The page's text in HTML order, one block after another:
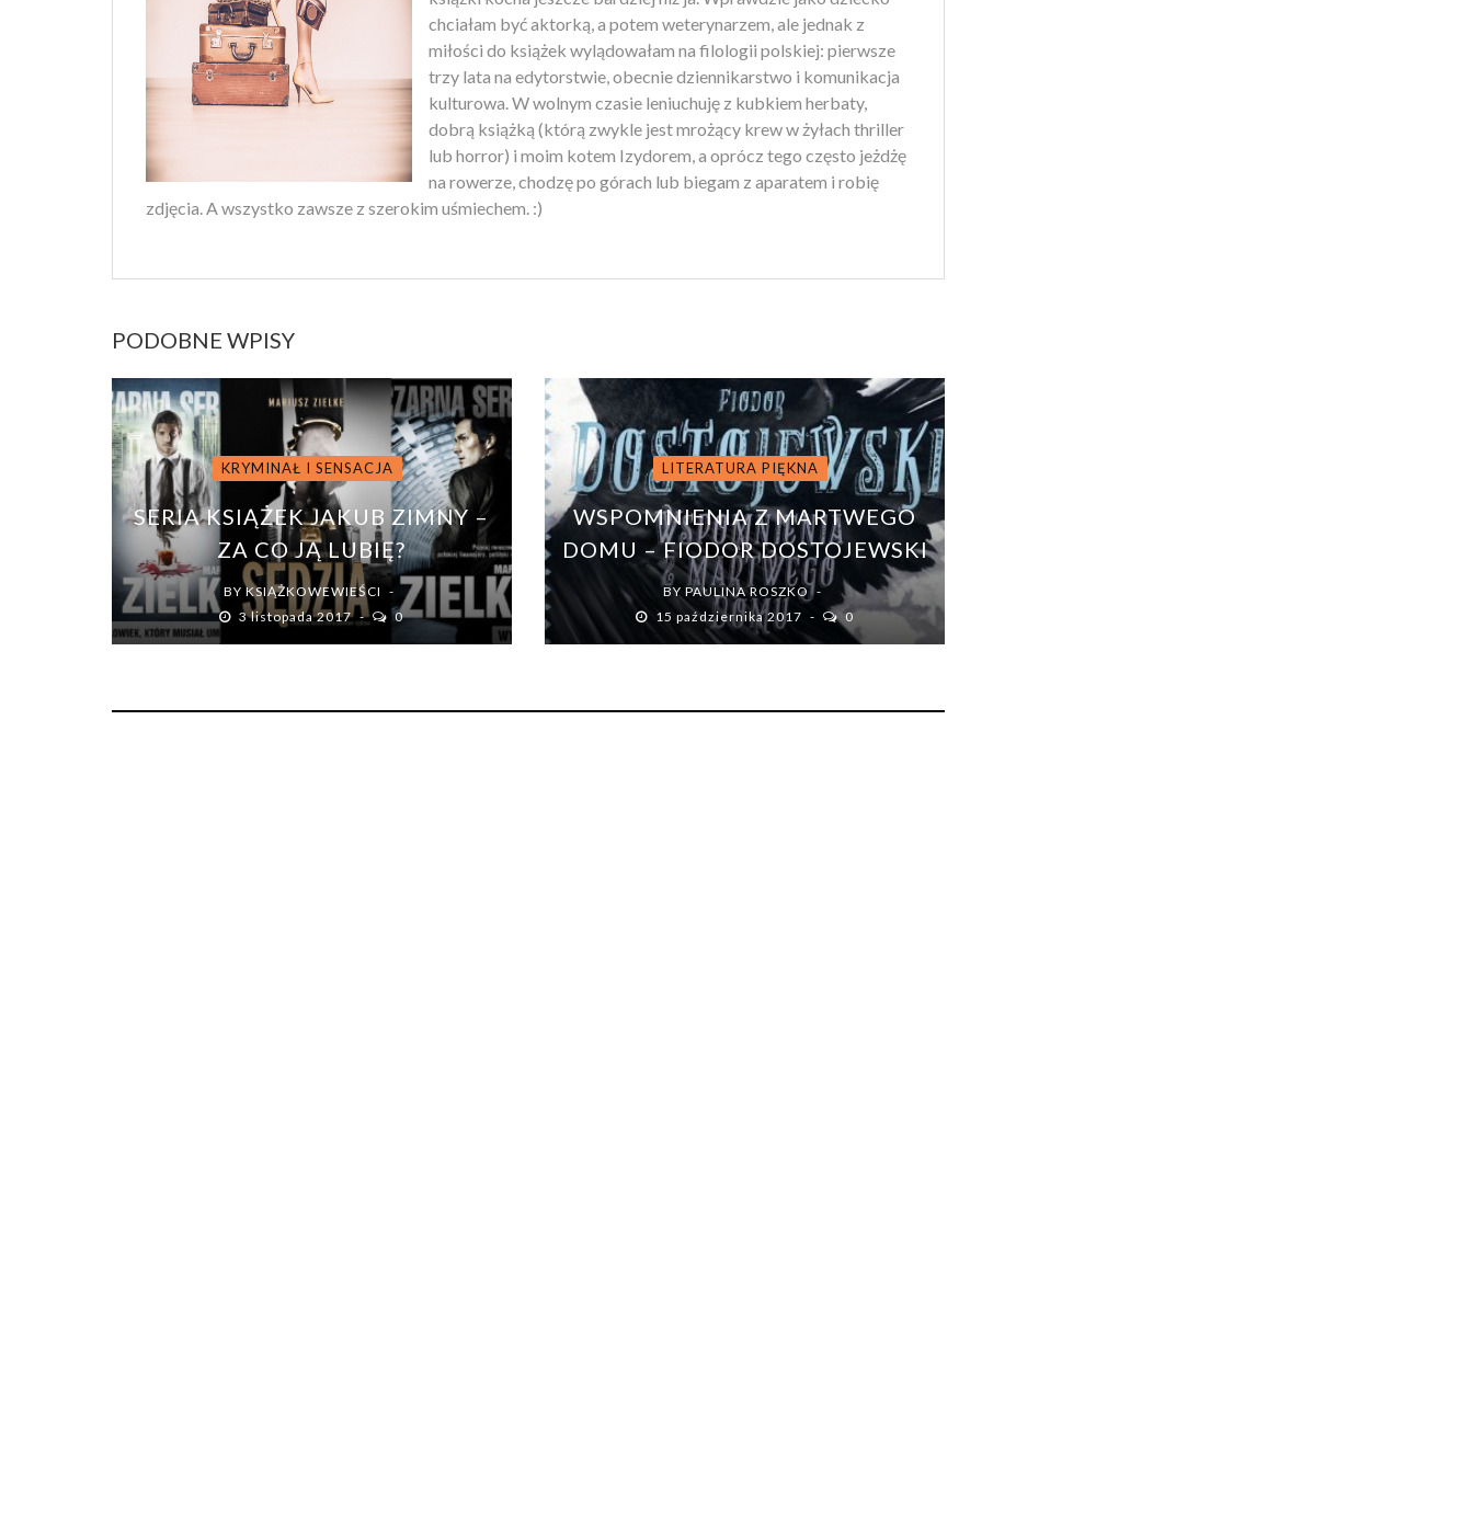
chciałam być aktorką, a potem weterynarzem, ale jednak z
miłości do książek wylądowałam na filologii polskiej: pierwsze
trzy lata na edytorstwie, obecnie dziennikarstwo i komunikacja
kulturowa. W wolnym czasie leniuchuję z kubkiem herbaty,
dobrą książką (którą zwykle jest mrożący krew w żyłach thriller
lub horror) i moim kotem Izydorem, a oprócz tego często jeżdżę
na rowerze, chodzę po górach lub biegam z aparatem i robię
zdjęcia. A wszystko zawsze z szerokim uśmiechem. :)
PODOBNE WPISY
KRYMINAŁ I SENSACJA
SERIA KSIĄŻEK JAKUB ZIMNY –
ZA CO JĄ LUBIĘ?
BYKSIĄŻKOWEWIEŚCI
3 listopada 2017
0
LITERATURA PIĘKNA
WSPOMNIENIA Z MARTWEGO
DOMU – FIODOR DOSTOJEWSKI
BY PAULINA ROSZKO
15 października 2017
0